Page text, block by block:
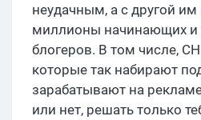
неудачным, а с другой им
миллионы начинающих и
блогеров. В том числе,
которые так набирают
зарабатывают на
или нет, решать только